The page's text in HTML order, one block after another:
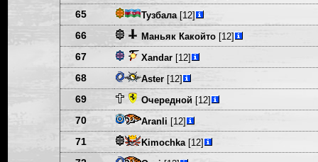
65 Тузбала[12]
66 Маньяк Какойто[12]
67 Xandar[12]
68 Aster[12]
69 Очередной[12]
70 Aranli [12]
71 Kimochka[12]